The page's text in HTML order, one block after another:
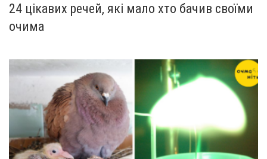
24 цікавих речей, які мало хто бачив своїми
очима